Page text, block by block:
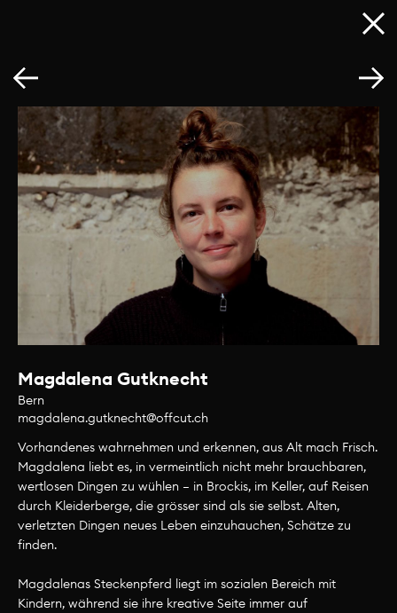
Team Bern
Magdalena Gutknecht
Bern
magdalena.gutknecht@offcut.ch
Vorhandenes wahrnehmen und erkennen, aus Alt mach Frisch.
Magdalena liebt es, in vermeintlich nicht mehr brauchbaren,
wertlosen Dingen zu wühlen – in Brockis, im Keller, auf Reisen
durch Kleiderberge, die grösser sind als sie selbst. Alten,
verletzten Dingen neues Leben einzuhauchen, Schätze zu
finden.
Magdalenas Steckenpferd liegt im sozialen Bereich mit
Kindern, während sie ihre kreative Seite immer auf